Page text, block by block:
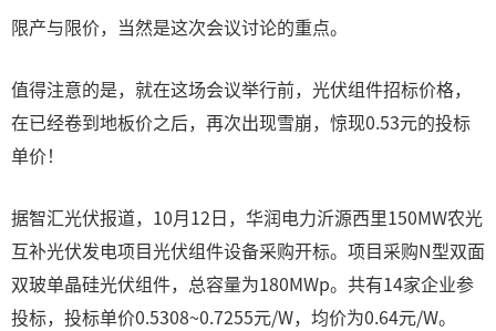
限产与限价，当然是这次会议讨论的重点。
值得注意的是，就在这场会议举行前，光伏组件招标价格，
在已经卷到地板价之后，再次出现雪崩，惊现0.53元的投标
单价！
据智汇光伏报道，10月12日，华润电力沂源西里150MW农光
互补光伏发电项目光伏组件设备采购开标。项目采购N型双面
双玻单晶硅光伏组件，总容量为180MWp。共有14家企业参
投标，投标单价0.5308~0.7255元/W，均价为0.64元/W。